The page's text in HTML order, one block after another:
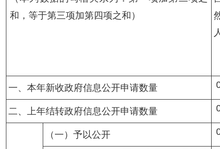
和，等于第三项加第四项之和）
一、本年新收政府信息公开申请数量
二、上年结转政府信息公开申请数量
（一）予以公开